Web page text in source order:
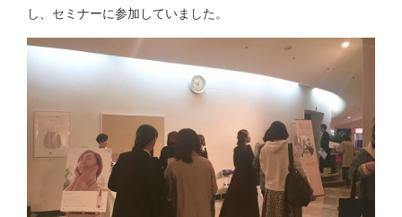
し、セミナーに参加していました。